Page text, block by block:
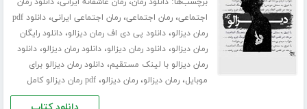
اجتماعی،رمان اجتماعی،رمان اجتماعی ایرانی،
دانلود pdf
رمان دیزالو،دانلود پی دی اف رمان دیزالو،دانلود رایگان
رمان دیزالو،دانلود رمان دیزالو،دانلود رمان دیزالو،دانلود
رمان دیزالو با لینک مستقیم،دانلود رمان دیزالو برای
موبایل،رمان دیزالو،رمان دیزالو،pdf رمان دیزالو کامل